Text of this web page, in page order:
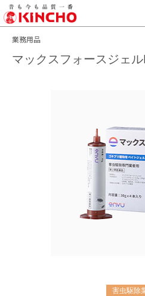
業務用品
マックスフォースジェル
害虫駆除